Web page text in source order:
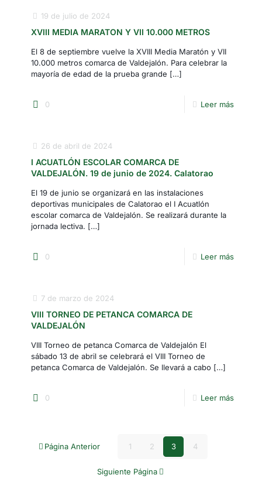
19 de julio de 2024
XVIII MEDIA MARATON Y VII 10.000 METROS
El 8 de septiembre vuelve la XVIII Media Maratón y VII
10.000 metros comarca de Valdejalón. Para celebrar la
mayoría de edad de la prueba grande […]
0 Leer más
26 de abril de 2024
I ACUATLÓN ESCOLAR COMARCA DE
VALDEJALÓN. 19 de junio de 2024. Calatorao
El 19 de junio se organizará en las instalaciones
deportivas municipales de Calatorao el I Acuatlón
escolar comarca de Valdejalón. Se realizará durante la
jornada lectiva. […]
0 Leer más
7 de marzo de 2024
VIII TORNEO DE PETANCA COMARCA DE
VALDEJALÓN
VIII Torneo de petanca Comarca de Valdejalón El
sábado 13 de abril se celebrará el VIII Torneo de
petanca Comarca de Valdejalón. Se llevará a cabo […]
0 Leer más
Página Anterior 1 2 3 4
Siguiente Página